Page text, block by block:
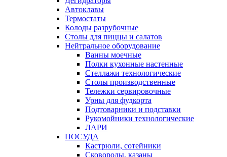
Автоклавы
Термостаты
Колоды разрубочные
Столы для пиццы и салатов
Нейтральное оборудование
Ванны моечные
Полки кухонные настенные
Стеллажи технологические
Столы производственные
Тележки сервировочные
Урны для фудкорта
Подтоварники и подставки
Рукомойники технологические
ЛАРИ
ПОСУДА
Кастрюли, сотейники
Сковороды, казаны